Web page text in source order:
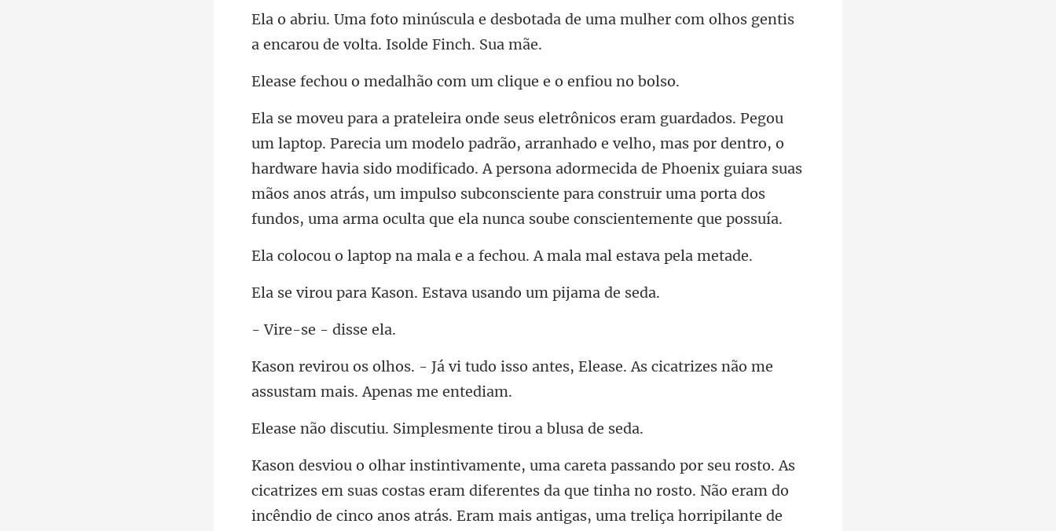
tada de uma mulher com olhos gentis
a e
alhão com um clique
e velho, mas por dentro, o
hardware havia sido modificado. A persona adormecida de Phoenix guiara suas
mãos anos atrás, um
mala e a fechou. A mal
ason. Estava usando
se - di
isso antes, Elease. As cicatrizes não
u. Simplesmente ti
o anos atrás. Eram mais antigas, uma treliça horripilante de